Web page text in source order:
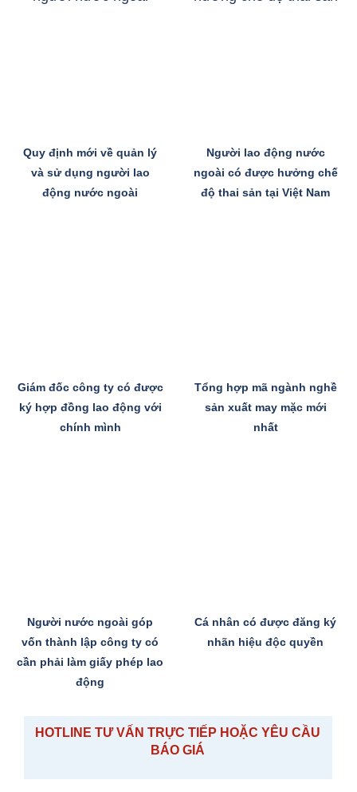
Quy định mới về quản lý
và sử dụng người lao
động nước ngoài
Người lao động nước
ngoài có được hưởng chế
độ thai sản tại Việt Nam
Giám đốc công ty có được
ký hợp đồng lao động với
chính mình
Tổng hợp mã ngành nghề
sản xuất may mặc mới
nhất
Người nước ngoài góp
vốn thành lập công ty có
cần phải làm giấy phép lao
động
Cá nhân có được đăng ký
nhãn hiệu độc quyền
HOTLINE TƯ VẤN TRỰC TIẾP HOẶC YÊU CẦU
BÁO GIÁ